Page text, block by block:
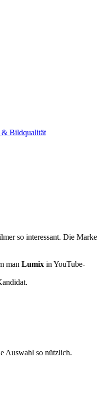
& Bildqualität
so interessant. Die Marke
man Lumix in YouTube-
Auswahl so nützlich.